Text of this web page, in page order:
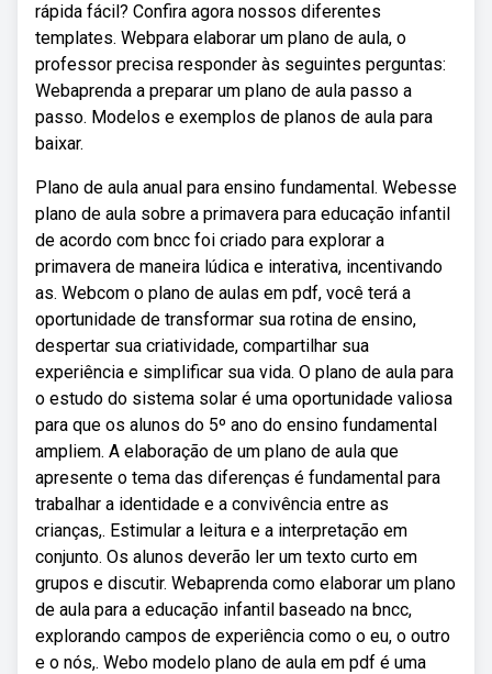
rápida fácil? Confira agora nossos diferentes
templates. Webpara elaborar um plano de aula, o
professor precisa responder às seguintes perguntas:
Webaprenda a preparar um plano de aula passo a
passo. Modelos e exemplos de planos de aula para
baixar.
Plano de aula anual para ensino fundamental. Webesse
plano de aula sobre a primavera para educação infantil
de acordo com bncc foi criado para explorar a
primavera de maneira lúdica e interativa, incentivando
as. Webcom o plano de aulas em pdf, você terá a
oportunidade de transformar sua rotina de ensino,
despertar sua criatividade, compartilhar sua
experiência e simplificar sua vida. O plano de aula para
o estudo do sistema solar é uma oportunidade valiosa
para que os alunos do 5º ano do ensino fundamental
ampliem. A elaboração de um plano de aula que
apresente o tema das diferenças é fundamental para
trabalhar a identidade e a convivência entre as
crianças,. Estimular a leitura e a interpretação em
conjunto. Os alunos deverão ler um texto curto em
grupos e discutir. Webaprenda como elaborar um plano
de aula para a educação infantil baseado na bncc,
explorando campos de experiência como o eu, o outro
e o nós,. Webo modelo plano de aula em pdf é uma